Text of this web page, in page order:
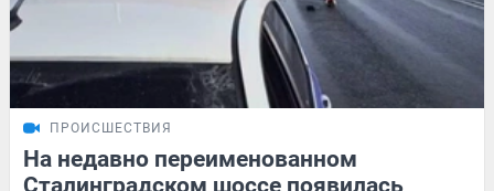
ПРОИСШЕСТВИЯ
На недавно переименованном
Сталинградском шоссе появилась